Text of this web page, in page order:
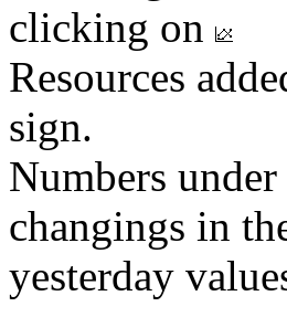
clicking on
Resources
sign.
Numbers
changings in
yesterday